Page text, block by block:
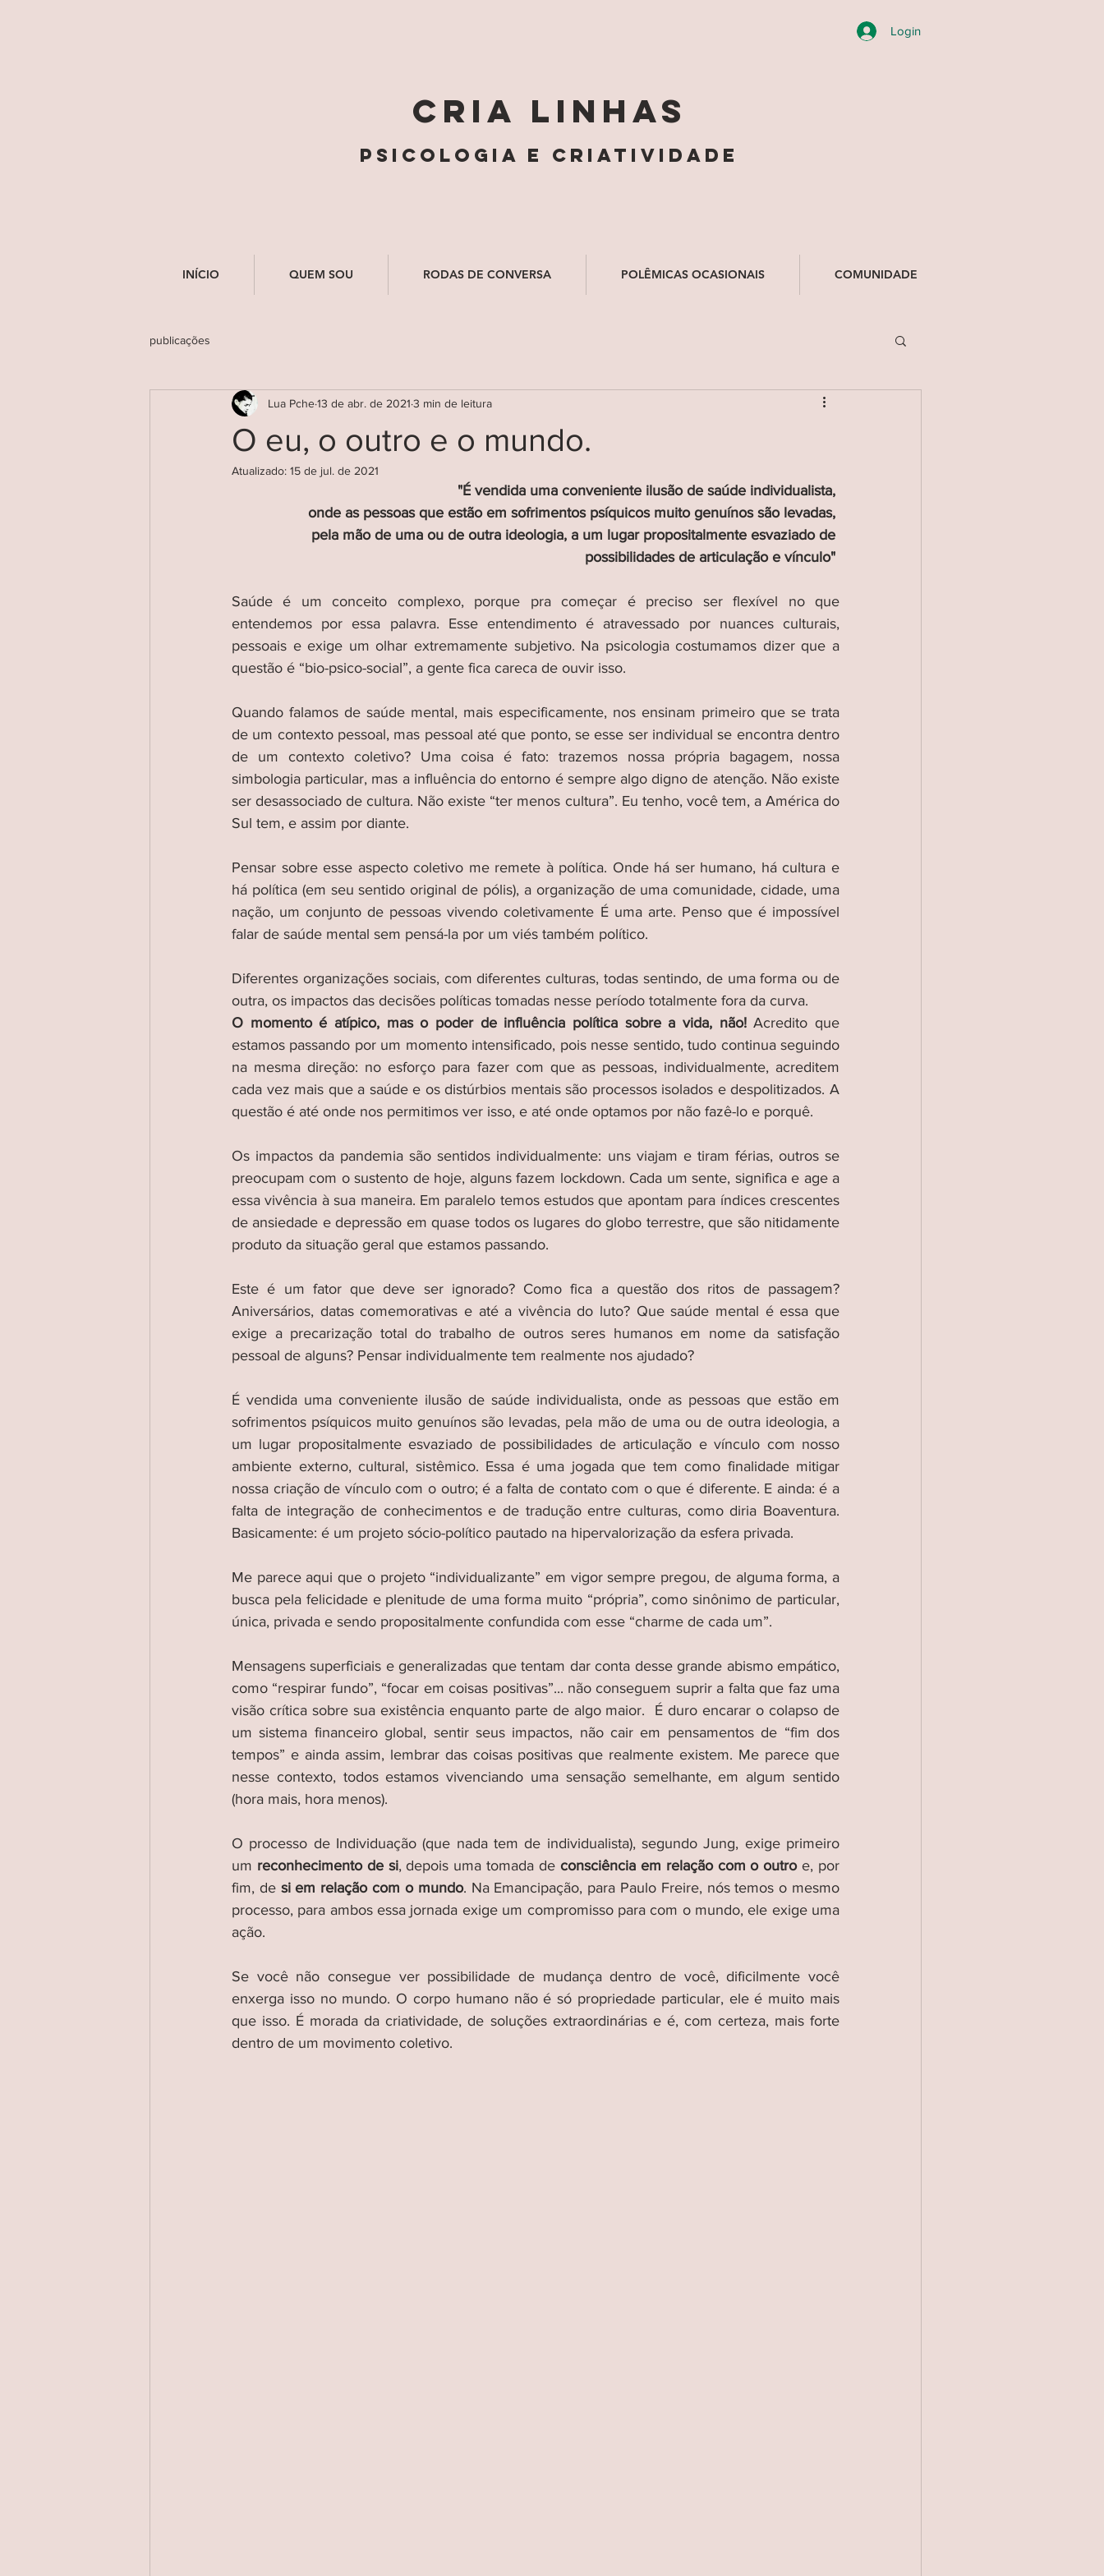
cria linhas
psicologia e criatividade
Login
INÍCIO QUEM SOU RODAS DE CONVERSA POLÊMICAS OCASIONAIS COMUNIDADE
publicações
O eu, o outro e o mundo.
Lua Pche13 de abr. de 2021 3 min de leitura
Atualizado: 15 de jul. de 2021
"É vendida uma conveniente ilusão de saúde individualista,
onde as pessoas que estão em sofrimentos psíquicos muito genuínos são levadas,
pela mão de uma ou de outra ideologia, a um lugar propositalmente esvaziado de
possibilidades de articulação e vínculo"
Saúde é um conceito complexo, porque pra começar é preciso ser flexível no que
entendemos por essa palavra. Esse entendimento é atravessado por nuances culturais,
pessoais e exige um olhar extremamente subjetivo. Na psicologia costumamos dizer que a
questão é “bio-psico-social”, a gente fica careca de ouvir isso.
Quando falamos de saúde mental, mais especificamente, nos ensinam primeiro que se trata
de um contexto pessoal, mas pessoal até que ponto, se esse ser individual se encontra dentro
de um contexto coletivo? Uma coisa é fato: trazemos nossa própria bagagem, nossa
simbologia particular, mas a influência do entorno é sempre algo digno de atenção. Não existe
ser desassociado de cultura. Não existe “ter menos cultura”. Eu tenho, você tem, a América do
Sul tem, e assim por diante.
Pensar sobre esse aspecto coletivo me remete à política. Onde há ser humano, há cultura e
há política (em seu sentido original de pólis), a organização de uma comunidade, cidade, uma
nação, um conjunto de pessoas vivendo coletivamente É uma arte. Penso que é impossível
falar de saúde mental sem pensá-la por um viés também político.
Diferentes organizações sociais, com diferentes culturas, todas sentindo, de uma forma ou de
outra, os impactos das decisões políticas tomadas nesse período totalmente fora da curva.
O momento é atípico, mas o poder de influência política sobre a vida, não! Acredito que
estamos passando por um momento intensificado, pois nesse sentido, tudo continua seguindo
na mesma direção: no esforço para fazer com que as pessoas, individualmente, acreditem
cada vez mais que a saúde e os distúrbios mentais são processos isolados e despolitizados. A
questão é até onde nos permitimos ver isso, e até onde optamos por não fazê-lo e porquê.
Os impactos da pandemia são sentidos individualmente: uns viajam e tiram férias, outros se
preocupam com o sustento de hoje, alguns fazem lockdown. Cada um sente, significa e age a
essa vivência à sua maneira. Em paralelo temos estudos que apontam para índices crescentes
de ansiedade e depressão em quase todos os lugares do globo terrestre, que são nitidamente
produto da situação geral que estamos passando.
Este é um fator que deve ser ignorado? Como fica a questão dos ritos de passagem?
Aniversários, datas comemorativas e até a vivência do luto? Que saúde mental é essa que
exige a precarização total do trabalho de outros seres humanos em nome da satisfação
pessoal de alguns? Pensar individualmente tem realmente nos ajudado?
É vendida uma conveniente ilusão de saúde individualista, onde as pessoas que estão em
sofrimentos psíquicos muito genuínos são levadas, pela mão de uma ou de outra ideologia, a
um lugar propositalmente esvaziado de possibilidades de articulação e vínculo com nosso
ambiente externo, cultural, sistêmico. Essa é uma jogada que tem como finalidade mitigar
nossa criação de vínculo com o outro; é a falta de contato com o que é diferente. E ainda: é a
falta de integração de conhecimentos e de tradução entre culturas, como diria Boaventura.
Basicamente: é um projeto sócio-político pautado na hipervalorização da esfera privada.
Me parece aqui que o projeto “individualizante” em vigor sempre pregou, de alguma forma, a
busca pela felicidade e plenitude de uma forma muito “própria”, como sinônimo de particular,
única, privada e sendo propositalmente confundida com esse “charme de cada um”.
Mensagens superficiais e generalizadas que tentam dar conta desse grande abismo empático,
como “respirar fundo”, “focar em coisas positivas”... não conseguem suprir a falta que faz uma
visão crítica sobre sua existência enquanto parte de algo maior.  É duro encarar o colapso de
um sistema financeiro global, sentir seus impactos, não cair em pensamentos de “fim dos
tempos” e ainda assim, lembrar das coisas positivas que realmente existem. Me parece que
nesse contexto, todos estamos vivenciando uma sensação semelhante, em algum sentido
(hora mais, hora menos).
O processo de Individuação (que nada tem de individualista), segundo Jung, exige primeiro
um reconhecimento de si, depois uma tomada de consciência em relação com o outro e, por
fim, de si em relação com o mundo. Na Emancipação, para Paulo Freire, nós temos o mesmo
processo, para ambos essa jornada exige um compromisso para com o mundo, ele exige uma
ação.
Se você não consegue ver possibilidade de mudança dentro de você, dificilmente você
enxerga isso no mundo. O corpo humano não é só propriedade particular, ele é muito mais
que isso. É morada da criatividade, de soluções extraordinárias e é, com certeza, mais forte
dentro de um movimento coletivo.